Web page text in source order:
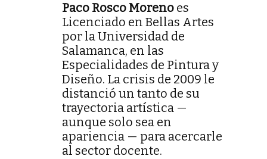
Paco Rosco Moreno es
Licenciado en Bellas Artes
por la Universidad de
Salamanca, en las
Especialidades de Pintura y
Diseño. La crisis de 2009 le
distanció un tanto de su
trayectoria artística —
aunque solo sea en
apariencia — para acercarle
al sector docente.